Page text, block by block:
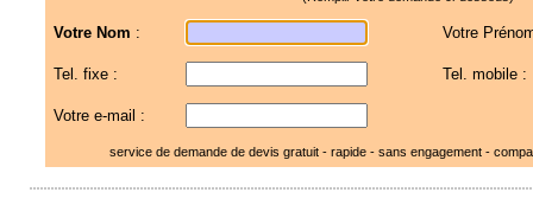
Votre Nom : Votre
Tel. fixe : Tel. mobile :
Votre e-mail :
service de demande de devis gratuit - rapide - sans engagement -